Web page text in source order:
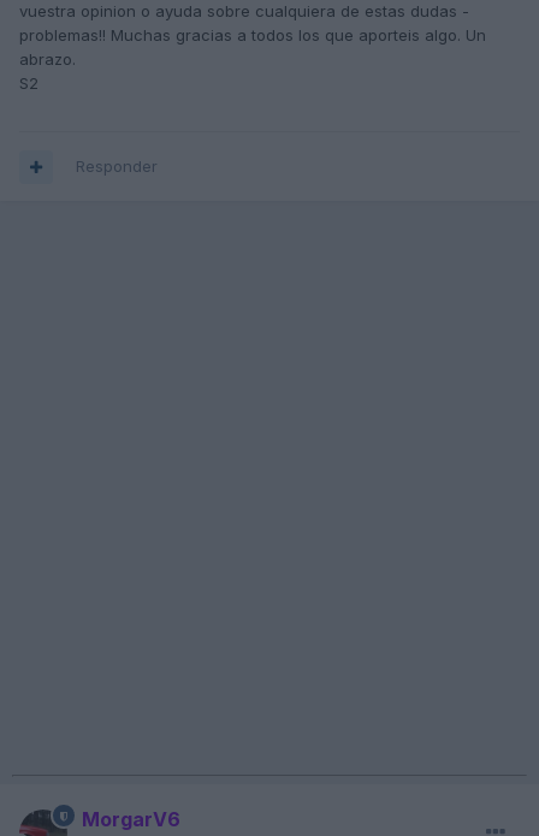
vuestra opinion o ayuda sobre cualquiera de estas dudas -
problemas!! Muchas gracias a todos los que aporteis algo. Un
abrazo.
S2
Responder
MorgarV6